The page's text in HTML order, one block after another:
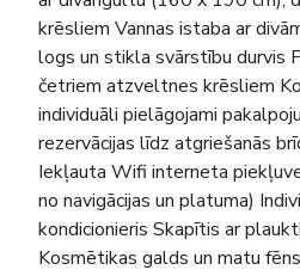
krēsliem Vannas istaba ar
logs un stikla svārstību durvis
četriem atzveltnes krēsliem
individuāli pielāgojami
rezervācijas līdz atgriešanās
Iekļauta Wifi interneta
no navigācijas un platuma)
kondicionieris Skapītis ar
Kosmētikas galds un matu